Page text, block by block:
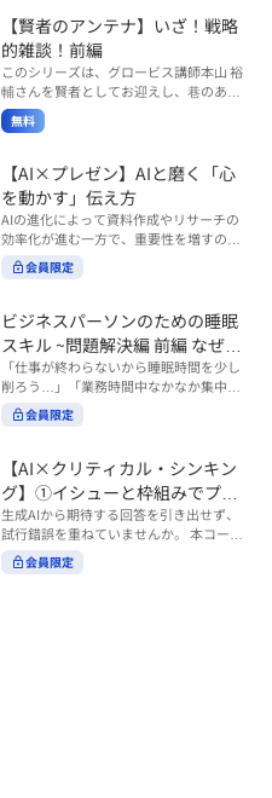
の主体性を引き出していくのかを、わか
りやすく解説します。 メンバーとの対話
を、成長を促す機会へと変えていく。そ
の第一歩としておすすめのコースです。
コース内で紹介している「傾聴力」を深
めたい方は、こちらも合わせてご覧くだ
さい。 ・傾聴力 ~リーダーのための聴く
is.co.jp/ja/courses/fe285262/learn/step
s/59808 ・傾聴力 ~リーダーのための聴
く技術~（実践編） https://unlimited.gl
obis.co.jp/ja/courses/01d24a39/learn/s
teps/59813 ※本動画は、制作時点の情
報に基づき作成したものです（2026年6
月制作）
理・情シスなど、バックオフィス部門を
率いるリーダー・マネージャーの方 ・バ
ックオフィス業務へのAI活用やDX推進を
担っている方 ・AI時代におけるバックオ
フィスの役割や戦略のあり方を考えたい
方 ■AIシフトシリーズとは？ 『AI BUSI
で設計された全12回のシリーズです。
（順次公開） https://unlimited.globis.c
o.jp/ja/tags/AI%E3%83%93%E3%82%B
8%E3%83%8D%E3%82%B9%E3%82%
B7%E3%83%95%E3%83%88 ・基礎編
（第1回〜3回）：リーダーやマネージャ
ーに求められる、AI時代の基礎的なリテ
ジメント編（第4回〜7回）：AI時代のリ
ーダーシップや組織変革を中心に学ぶコ
ース ・機能別戦略編（第8回〜12回）：
AI時代における機能別での戦略のあり方
を中心に学ぶコース より実践的なAIツー
ルの活用法について学びたい方は『AI W
earch?tag=AI%E3%83%AF%E3%83%B
C%E3%82%AF%E3%82%B7%E3%83%
95%E3%83%88 ※本コースは、AIのマネ
ジメント活用を学ぶ「AIビジネスシフ
ト」シリーズの一環として提供していま
す。 ※本動画は、制作時点の情報に基づ
ーエージェント代表取締役の藤田晋氏。
起業の理由、経営をどうやって学んだ
か、アメーバブログ・ABEMAの立ち上
げ、経営チームづくりについてなど聞い
ていきます。（肩書きは2020年12月11
日撮影当時のもの） 藤田 晋 サイバー
ス・キャピタル・パートナーズ 代表パ
ートナー
【賢者のアンテナ】いざ！戦略
的雑談！前編
このシリーズは、グロービス講師本山 裕
輔さんを賢者としてお迎えし、巷のあり
とあらゆるものを独自の視点で紐解き、
皆様の学びの意欲を刺激するコンテンツ
期配信されます。 取り上げて欲しいご質
問やテーマ、感想を随時受け付けていま
す。 グーグルフォーム（https://forms.g
le/qqoBYuRUmUYz4scC6） または グ
ロ放題編集部員のX（https://x.com/mai
rakobayashi） まで、ぜひご要望をお
6月制作）
無料
【AI×プレゼン】AIと磨く「心
を動かす」伝え方
AIの進化によって資料作成やリサーチの
効率化が進む一方で、重要性を増すのが
「伝える力」です。本コースでは、AI時
代のプレゼンに求められるデリバリース
を客観的に評価し、改善できるAI活用法
も紹介。大事な場面で「心を動かす」プ
レゼンをしたい方におすすめです。関連
コース「プレゼンテーションスキル」も
併せてご覧ください。 ▼プレゼン動画分
析プロンプト（辛口） https://hodai.glo
bis.co.jp/learning_documents/6f976cd
ル https://unlimited.globis.co.jp/ja/co
urses/598f3254/ ※本コースは、AI時代
のビジネススキルを学ぶ「AIタレントシ
フト」シリーズの一環として提供してい
ます。 https://unlimited.globis.co.jp/j
a/tags/AI%E3%82%BF%E3%83%AC%E
会員限定
ビジネスパーソンのための睡眠
スキル ~問題解決編 前編 なぜ眠
れないのか？~
「仕事が終わらないから睡眠時間を少し
削ろう…」「業務時間中なかなか集中で
きない…」「毎日朝起きるのがつら
い…」。 あなたはこのような経験をした
トの時間をやりくりするために、真っ先
に削りがちなのが「睡眠」時間。 実は
今、日本社会は世界と比較して「最も眠
らない国」だということもわかってきて
います。 慢性的な睡眠不足は、心身の健
康に悪影響なだけでなく、仕事のパフォ
ーマンスにも当然大きな影響を与え、社
会員限定
【AI×クリティカル・シンキン
グ】①イシューと枠組みでプロ
ンプトを磨く
生成AIから期待する回答を引き出せず、
試行錯誤を重ねていませんか。 本コース
では、生成AI活用の質を高める鍵とし
て、クリティカル・シンキングの視点か
会員限定